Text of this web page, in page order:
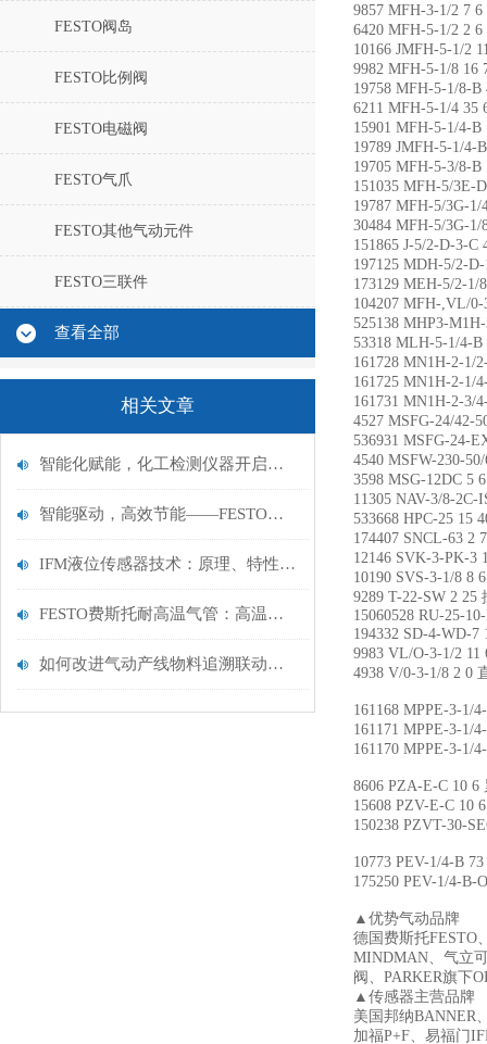
FESTO阀岛
FESTO比例阀
FESTO电磁阀
FESTO气爪
FESTO其他气动元件
FESTO三联件
查看全部
相关文章
智能化赋能，化工检测仪器开启高效安全新征程
智能驱动，高效节能——FESTO费斯托摆动驱动器行业新风尚
IFM液位传感器技术：原理、特性及其在工业自动化中的核心作用
FESTO费斯托耐高温气管：高温工业场景，高效输气理想之选
如何改进气动产线物料追溯联动系统
9857 MFH-3-1/2 7
6420 MFH-5-1/2 2
10166 JMFH-5-1/2
9982 MFH-5-1/8 16
19758 MFH-5-1/8-
6211 MFH-5-1/4 35
15901 MFH-5-1/4-
19789 JMFH-5-1/4-
19705 MFH-5-3/8-
151035 MFH-5/3E-
19787 MFH-5/3G-
30484 MFH-5/3G-
151865 J-5/2-D-3-C
197125 MDH-5/2-
173129 MEH-5/2-1/
104207 MFH-,VL/
525138 MHP3-
53318 MLH-5-1/4-
161728 MN1H-2-1/
161725 MN1H-2-1/
161731 MN1H-2-3/
4527 MSFG-24/42-
536931 MSFG-24-
4540 MSFW-230-
3598 MSG-12DC 5
11305 NAV-3/8-
533668 HPC-25 15
174407 SNCL-63 2
12146 SVK-3-PK-3
10190 SVS-3-1/8 8
9289 T-22-SW 2 25
15060528 RU-25-
194332 SD-4-WD-7
9983 VL/O-3-1/2 11
4938 V/0-3-1/8 2 0
161168 MPPE-3-1/
161171 MPPE-3-1/
161170 MPPE-3-1/
8606 PZA-E-C 10 6
15608 PZV-E-C 10
150238 PZVT-30-
10773 PEV-1/4-B
175250 PEV-1/4-B-
▲优势气动品牌
德国费斯托FESTO
MINDMAN、气立
阀、PARKER旗下
▲传感器主营品牌
美国邦纳BANNER
加福P+F、易福门